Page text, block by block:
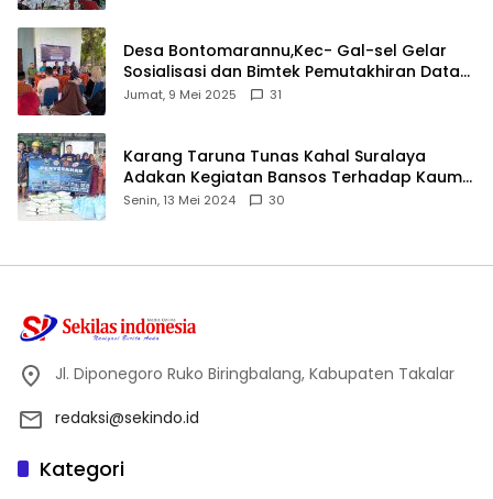
Desa Bontomarannu,Kec- Gal-sel Gelar
Sosialisasi dan Bimtek Pemutakhiran Data
ID
Jumat, 9 Mei 2025 31
Karang Taruna Tunas Kahal Suralaya
Adakan Kegiatan Bansos Terhadap Kaum
Dhuafa dan Anak Yatim-Piatu
Senin, 13 Mei 2024 30
Jl. Diponegoro Ruko Biringbalang, Kabupaten Takalar
redaksi@sekindo.id
Kategori